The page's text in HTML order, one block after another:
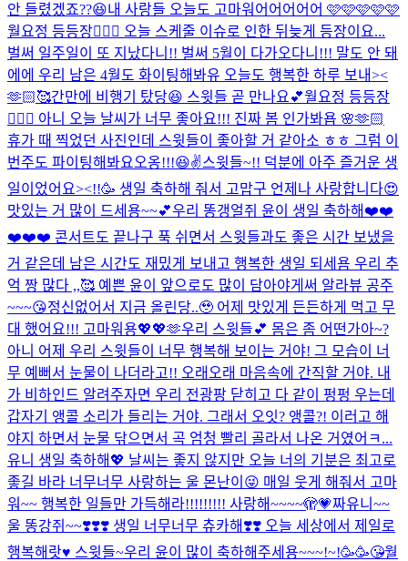
안 들렸겠죠??😆내 사랑들 오늘도 고마워어어어어어 🩷🩷🩷🩷🩷
월요정 등등장🧚🏻‍♀️ 오늘 스케줄 이슈로 인한 뒤늦게 등장이요...
벌써 일주일이 또 지났다니!! 벌써 5월이 다가오다니!!! 말도 안 돼
에에 우리 남은 4월도 화이팅해봐유 오늘도 행복한 하루 보내><
🫶🏻🥰간만에 비행기 탔당😆 스윗들 곧 만나요💕월요정 등등장
🧚🏻‍♀️ 아니 오늘 날씨가 너무 좋아요!!! 진짜 봄 인가봐욥 🌸🫶🏻
휴가 때 찍었던 사진인데 스윗들이 좋아할 거 같아소 ㅎㅎ 그럼 이
번주도 파이팅해봐요오옹!!!😆✌️스윗들~!! 덕분에 아주 즐거운 생
일이었어요><!!🥳 생일 축하해 줘서 고맙구 언제나 사랑합니다😍
맛있는 거 많이 드세용~~💕우리 똥갱얼쥐 윤이 생일 축하해❤️❤️
❤️❤️❤️ 콘서트도 끝나구 푹 쉬면서 스윗들과도 좋은 시간 보냈을
거 같은데 남은 시간도 재밌게 보내고 행복한 생일 되세욤 우리 추
억 짱 많다 ,,🥰 예쁜 윤이 앞으로도 많이 담아야게써 알라뷰 공주
~~~😘정신없어서 지금 올린당..🥹 어제 맛있게 든든하게 먹고 무
대 했어요!!! 고마워용💖💖🫶우리 스윗들💕 몸은 좀 어떤가아~?
아니 어제 우리 스윗들이 너무 행복해 보이는 거야! 그 모습이 너
무 예뻐서 눈물이 나더라고!! 오래오래 마음속에 간직할 거야. 내
가 비하인드 알려주자면 우리 전광팡 닫히고 다 같이 펑펑 우는데
갑자기 앵콜 소리가 들리는 거야. 그래서 오잇? 앵콜?! 이러고 해
야지 하면서 눈물 닦으면서 곡 엄청 빨리 골라서 나온 거였어ㅋ...
유니 생일 축하해💖 날씨는 좋지 않지만 오늘 너의 기분은 최고로
좋길 바라 너무너무 사랑하는 울 몬난이😜 매일 웃게 해줘서 고마
워~~ 행복한 일들만 가득해라!!!!!!!!! 사랑해~~~~🫣💗짜유니~~
울 똥강쥐~~❣️❣️❣️ 생일 너무너무 츄카해❣️❣️ 오늘 세상에서 제일로
행복해랏♥️ 스윗들~우리 윤이 많이 축하해주세용~~~!~!🥳🥳😘월